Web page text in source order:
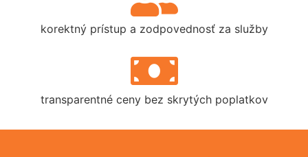
korektný prístup a zodpovednosť za služby
transparentné ceny bez skrytých poplatkov